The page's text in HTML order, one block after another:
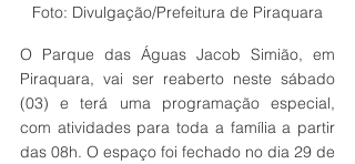
Foto: Divulgação/Prefeitura de Piraquara
O Parque das Águas Jacob Simião, em
Piraquara, vai ser reaberto neste sábado
(03) e terá uma programação especial,
com atividades para toda a família a partir
das 08h. O espaço foi fechado no dia 29 de